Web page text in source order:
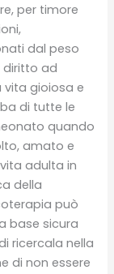
per timore
dal peso
diritto ad
vita gioiosa e
di tutte le
quando
amato e
adulta in
della
può
base sicura
ricercala nella
di non essere